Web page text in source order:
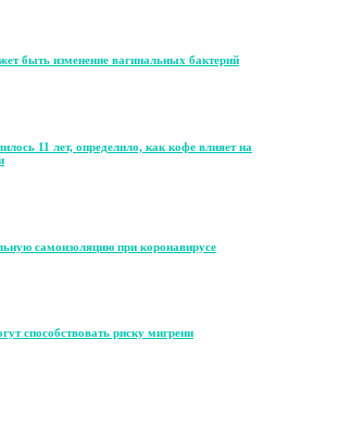
быть изменение вагинальных бактерий
11 лет, определило, как кофе влияет на
самоизоляцию при коронавирусе
способствовать риску мигрени